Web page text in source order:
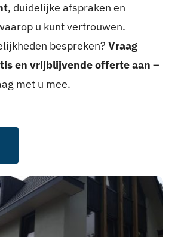
, duidelijke afspraken en
u kunt vertrouwen.
bespreken? Vraag
en vrijblijvende offerte aan –
met u mee.